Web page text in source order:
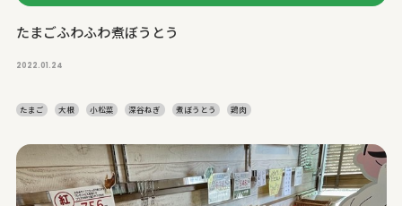
たまごふわふわ煮ぼうとう
2022.01.24
たまご 大根 小松菜 深谷ねぎ 煮ぼうとう 鶏肉